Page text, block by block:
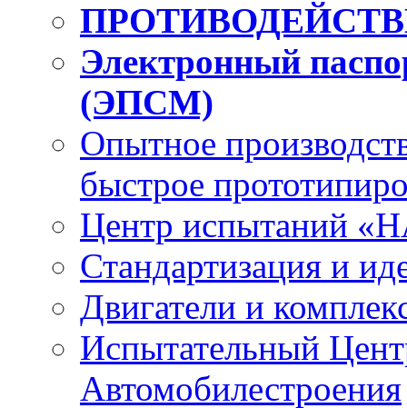
Электронный
(ЭПСМ)
Опытное
быстрое
Центр испытаний
Стандартизация и
Двигатели и
Испытательный
Автомобилестроения